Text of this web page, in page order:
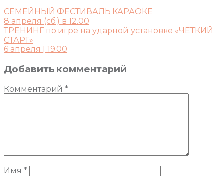
СЕМЕЙНЫЙ ФЕСТИВАЛЬ КАРАОКЕ
8 апреля (сб.) в 12.00
ТРЕНИНГ по игре на ударной установке «ЧЕТКИЙ
СТАРТ»
6 апреля | 19.00
Добавить комментарий
Комментарий *
Имя *